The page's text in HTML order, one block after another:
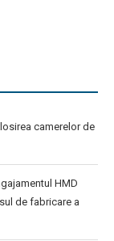
camerelor de
HMD
de fabricare a